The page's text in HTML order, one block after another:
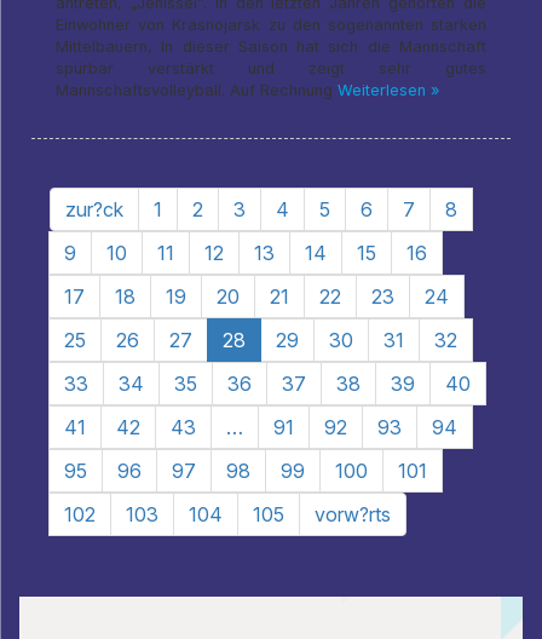
Einwohner von Krasnojarsk zu den sogenannten starken
Mittelbauern, In dieser Saison hat sich die Mannschaft
spürbar verstärkt und zeigt sehr gutes
Mannschaftsvolleyball. Auf Rechnung Weiterlesen »
zur?ck 1 2 3 4 5 6 7
8
9
10 11 12 13 14 15
16
17
18 19 20 21 22 23
24
25
26 27 28 29 30 31
32
33
34 35 36 37 38 39
40
41
42 43 … 91 92 93
94
95
96 97 98 99 100
101
102
103 104 105 vorw?rts